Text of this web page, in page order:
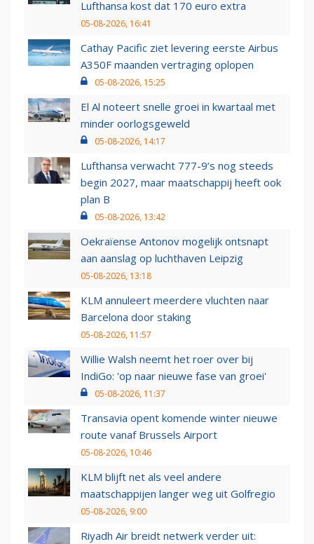
Lufthansa kost dat 170 euro extra
05-08-2026, 16:41
Cathay Pacific ziet levering eerste Airbus
A350F maanden vertraging oplopen
05-08-2026, 15:25
El Al noteert snelle groei in kwartaal met
minder oorlogsgeweld
05-08-2026, 14:17
Lufthansa verwacht 777-9’s nog steeds
begin 2027, maar maatschappij heeft ook
plan B
05-08-2026, 13:42
Oekraïense Antonov mogelijk ontsnapt
aan aanslag op luchthaven Leipzig
05-08-2026, 13:18
KLM annuleert meerdere vluchten naar
Barcelona door staking
05-08-2026, 11:57
Willie Walsh neemt het roer over bij
IndiGo: 'op naar nieuwe fase van groei'
05-08-2026, 11:37
Transavia opent komende winter nieuwe
route vanaf Brussels Airport
05-08-2026, 10:46
KLM blijft net als veel andere
maatschappijen langer weg uit Golfregio
05-08-2026, 9:00
Riyadh Air breidt netwerk verder uit: